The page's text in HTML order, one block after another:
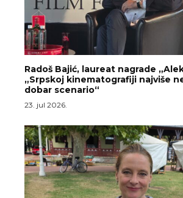
Radoš Bajić, laureat nagrade
„Srpskoj kinematografiji najviše
dobar scenario“
23. jul 2026.